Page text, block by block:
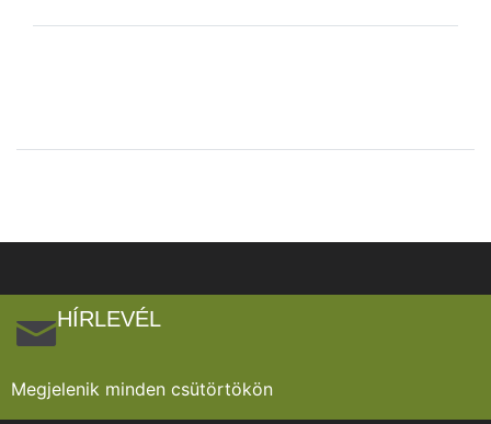
HÍRLEVÉL
Megjelenik minden csütörtökön